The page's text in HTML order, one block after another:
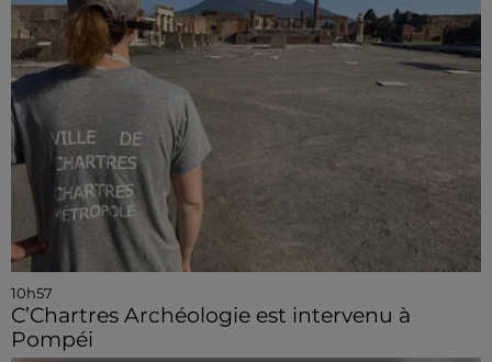
10h57
C’Chartres Archéologie est intervenu à
Pompéi